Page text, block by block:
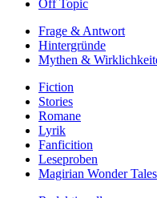
Off Topic
Frage & Antwort
Hintergründe
Mythen &
Fiction
Stories
Romane
Lyrik
Fanficition
Leseproben
Magirian Wonder Tales